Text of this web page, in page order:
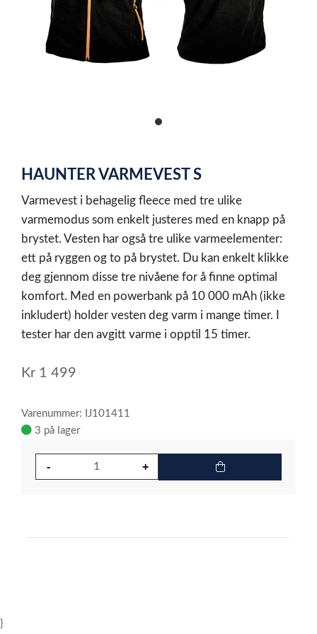
item
of
1
HAUNTER VARMEVEST S
Varmevest i behagelig fleece med tre ulike
varmemodus som enkelt justeres med en knapp på
brystet. Vesten har også tre ulike varmeelementer:
ett på ryggen og to på brystet. Du kan enkelt klikke
deg gjennom disse tre nivåene for å finne optimal
komfort. Med en powerbank på 10 000 mAh (ikke
inkludert) holder vesten deg varm i mange timer. I
tester har den avgitt varme i opptil 15 timer.
Kr 1 499
Varenummer: IJ101411
3 på lager
}